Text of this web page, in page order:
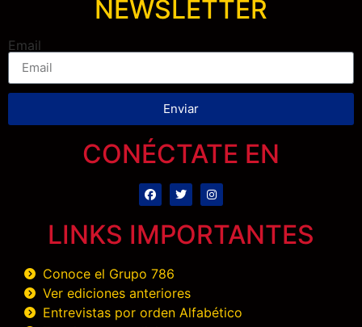
NEWSLETTER
Email
Enviar
CONÉCTATE EN
LINKS IMPORTANTES
Conoce el Grupo 786
Ver ediciones anteriores
Entrevistas por orden Alfabético